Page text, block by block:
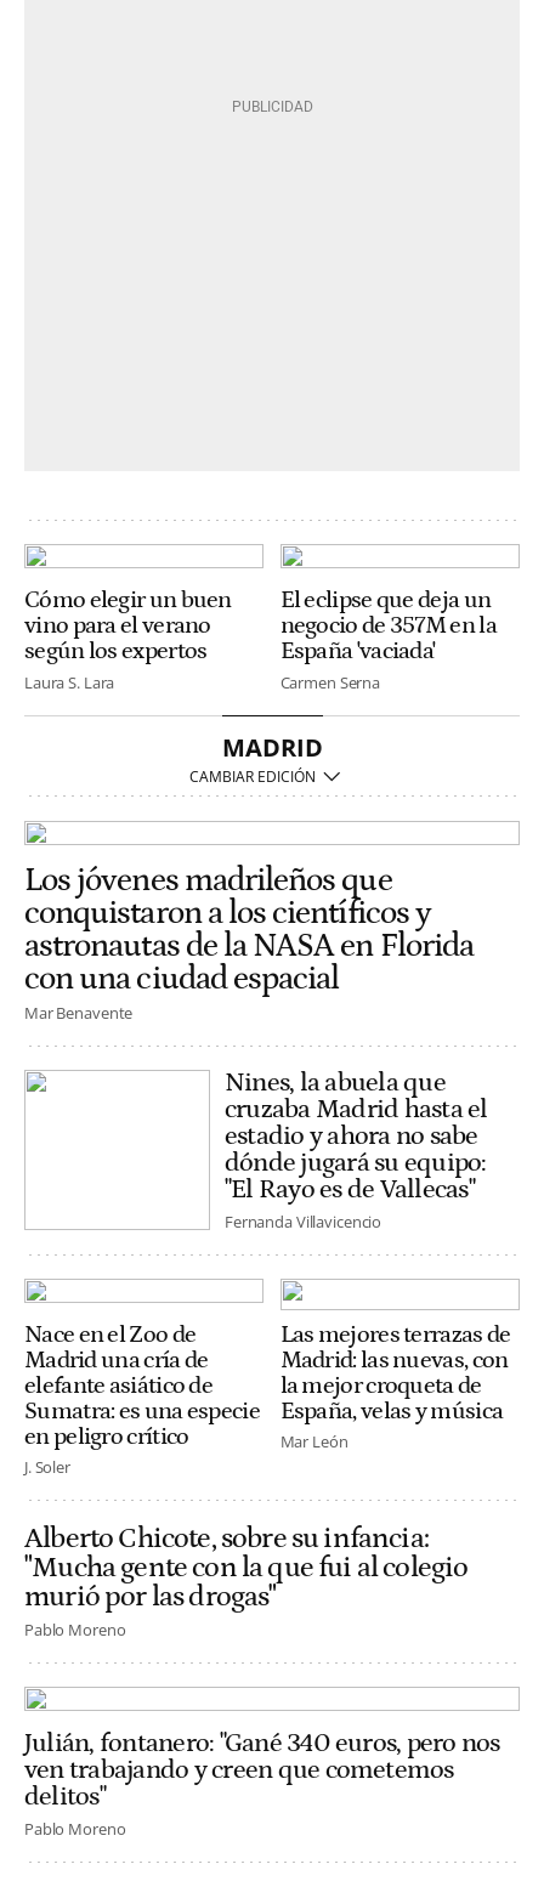
Cómo elegir un buen
vino para el verano
según los expertos
Laura S. Lara
El eclipse que deja un
negocio de 357M en la
España 'vaciada'
Carmen Serna
MADRID
Los jóvenes madrileños que
conquistaron a los científicos y
astronautas de la NASA en Florida
con una ciudad espacial
Mar Benavente
Nines, la abuela que
cruzaba Madrid hasta el
estadio y ahora no sabe
dónde jugará su equipo:
"El Rayo es de Vallecas"
Fernanda Villavicencio
Nace en el Zoo de
Madrid una cría de
elefante asiático de
Sumatra: es una especie
en peligro crítico
J. Soler
Las mejores terrazas de
Madrid: las nuevas, con
la mejor croqueta de
España, velas y música
Mar León
Alberto Chicote, sobre su infancia:
"Mucha gente con la que fui al colegio
murió por las drogas"
Pablo Moreno
Julián, fontanero: "Gané 340 euros, pero nos
ven trabajando y creen que cometemos
delitos"
Pablo Moreno